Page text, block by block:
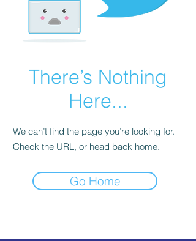
There’s Nothing
Here...
We can’t find the page you’re looking for.
Check the URL, or head back home.
Go Home